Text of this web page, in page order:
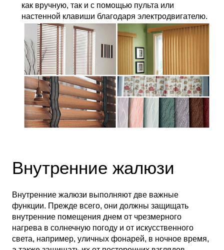
как вручную, так и с помощью пульта или
настенной клавиши благодаря электродвигателю.
Внутренние жалюзи
Внутренние жалюзи выполняют две важные
функции. Прежде всего, они должны защищать
внутренние помещения днем ​​от чрезмерного
нагрева в солнечную погоду и от искусственного
света, например, уличных фонарей, в ночное время,